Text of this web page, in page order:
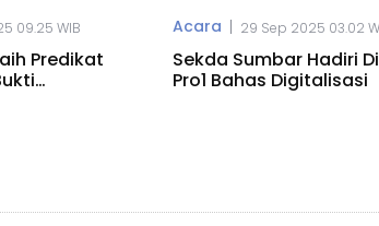
09.25 WIB
Predikat
Acara | 29 Sep 2025 03.02
Sekda Sumbar Hadiri
Pro1 Bahas Digitalisasi